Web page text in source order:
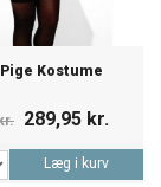
Kostume
289,95 kr.
Læg i kurv